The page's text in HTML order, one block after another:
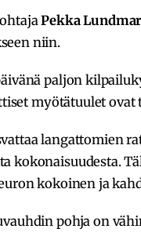
Pekka
niin.
paljon
myötätuulet ovat
langattomien
kokonaisuudesta.
kokoinen ja
pohja on